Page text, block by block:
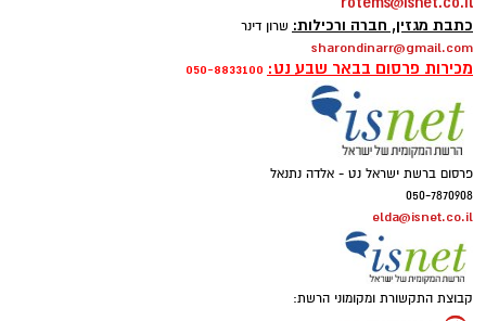
איתן סטיבה, צילום באדיבות רקיע
אוניברסיטת בן-גוריון בנגב הודיעה כי תעניק תואר
דוקטור לשם כבוד ליזם, הפילנתרופ והאסטרונאוט
כתבת מגזין, חברה ורכילות: שרון דינר
sharondinarr@gmail.com
מכירות פרסום בבאר שבע נט: 050-8833100
פרסום ברשת ישראל נט - אלדה נתנאל
050-7870908
elda@isnet.co.il
קבוצת התקשורת ומקומוני הרשת: